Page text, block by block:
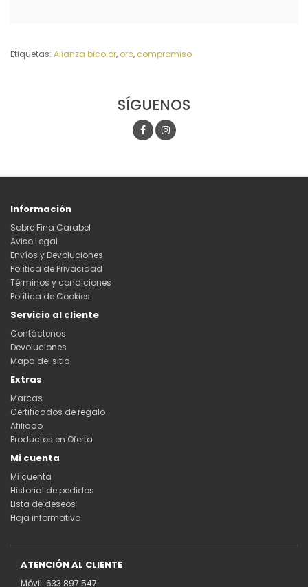
Etiquetas: Alianza bicolor, oro, compromiso
SÍGUENOS
Información
Sobre Fina Carabel
Aviso Legal
Envíos y Devoluciones
Política de Privacidad
Términos y condiciones
Política de Cookies
Servicio al cliente
Contáctenos
Devoluciones
Mapa del sitio
Extras
Marcas
Certificados de regalo
Afiliado
Productos en Oferta
Mi cuenta
Mi cuenta
Historial de pedidos
Lista de deseos
Hoja informativa
ATENCIÓN AL CLIENTE
Móvil: 633 897 547